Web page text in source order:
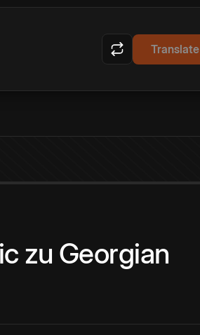
Translate
zu Georgian